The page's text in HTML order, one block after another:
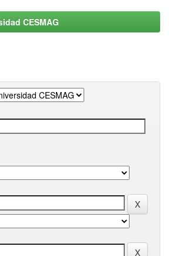
CESMAG